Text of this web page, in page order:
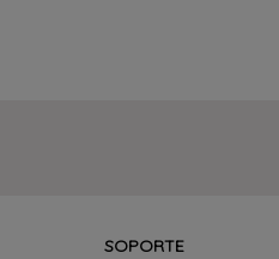
SOPORTE